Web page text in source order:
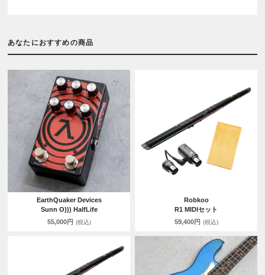
あなたにおすすめの商品
EarthQuaker Devices
Sunn O))) HalfLife
55,000円 (税込)
Robkoo
R1 MIDIセット
59,400円 (税込)